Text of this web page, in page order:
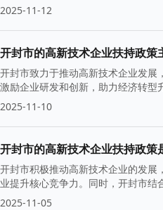
2025-11-12
开封市的高新技术企业扶持政策
开封市致力于推动高新技术企业发
激励企业研发和创新，助力经济转
2025-11-10
开封市的高新技术企业扶持政策
开封市积极推动高新技术企业的发
业提升核心竞争力。同时，开封市
2025-11-05